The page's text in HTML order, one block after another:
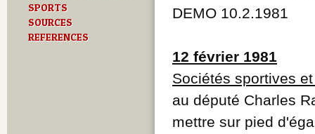
SPORTS
SOURCES
REFERENCES
DEMO 10.2.1981
12 février 1981
Sociétés sportives
au député Charles
mettre sur pied